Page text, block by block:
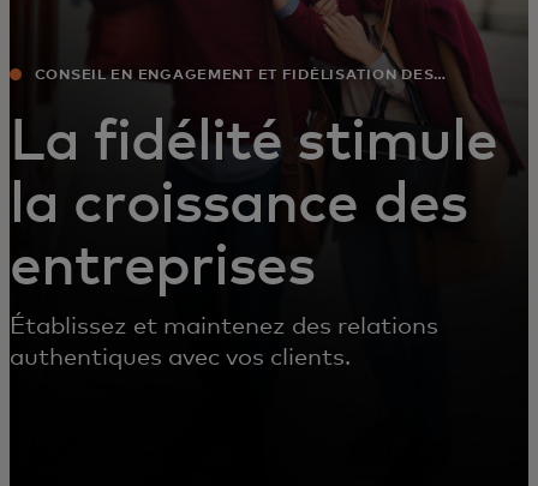
CONSEIL EN ENGAGEMENT ET FIDÉLISATION DES
La fidélité stimule
la croissance des
entreprises
Établissez et maintenez des relations
authentiques avec vos clients.